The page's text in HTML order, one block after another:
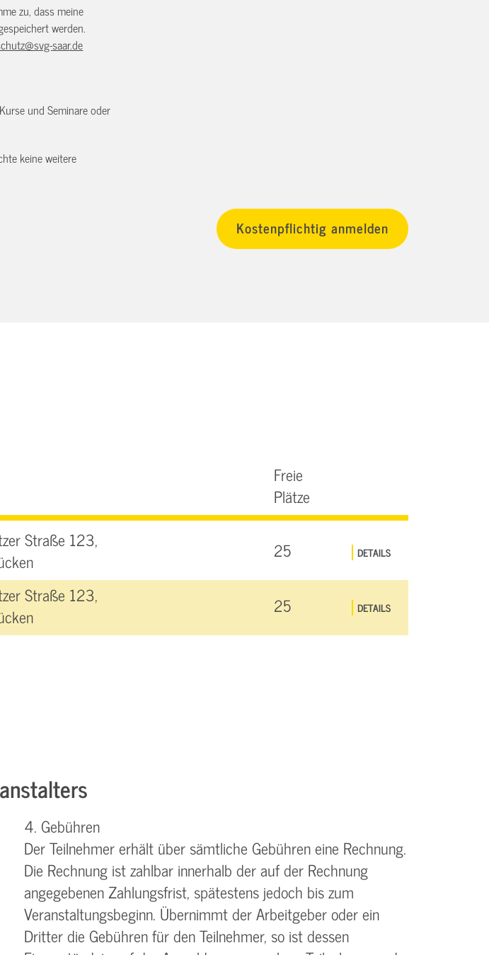
zu, dass meine
werden.
saar.de
und Seminare oder
keine weitere
Freie
Plätze
Straße 123,
25 DETAILS
Straße 123,
25 DETAILS
4. Gebühren
Der Teilnehmer erhält über sämtliche Gebühren eine Rechnung.
Die Rechnung ist zahlbar innerhalb der auf der Rechnung
angegebenen Zahlungsfrist, spätestens jedoch bis zum
Veranstaltungsbeginn. Übernimmt der Arbeitgeber oder ein
Dritter die Gebühren für den Teilnehmer, so ist dessen